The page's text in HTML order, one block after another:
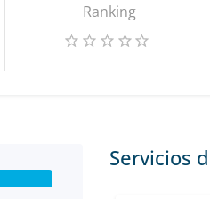
Ranking
Servicios